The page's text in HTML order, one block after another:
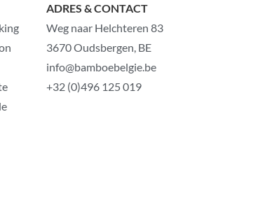
ADRES & CONTACT
Weg naar Helchteren 83
3670 Oudsbergen, BE
info@bamboebelgie.be
+32 (0)496 125 019